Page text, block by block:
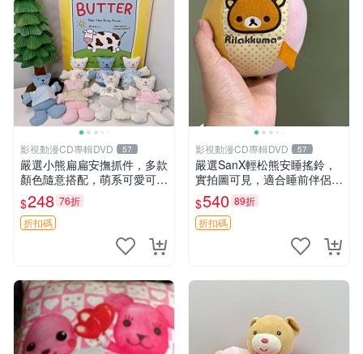
影視動漫CD專輯DVD 57
嚴選小熊扁扁安撫抓件，多款
顏色隨意搭配，萌系可愛可改
掛件 小熊安撫抓件 憶記 抓繩
孩童掛件
$248 76折
折扣碼
影視動漫CD專輯DVD 57
嚴選SanX輕松熊安睡搖鈴，
實拍圖可見，適合睡前伴侶，
Picks安撫好物 0325 懸吊 電
腦
$540 89折
折扣碼